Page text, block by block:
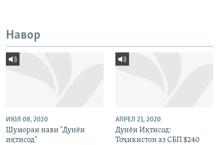
Навор
ИЮЛ 08, 2020
Шумораи нави "Дунёи
иқтисод"
АПРЕЛ 21, 2020
Дунёи Иқтисод:
Тоҷикистон аз СБП $240